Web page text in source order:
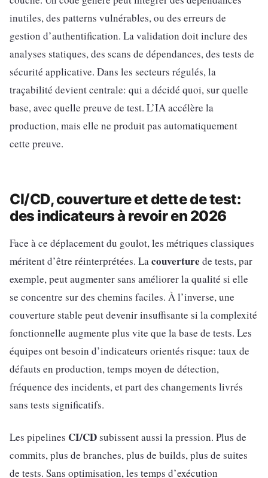
inutiles, des patterns vulnérables, ou des erreurs de
gestion d’authentification. La validation doit inclure des
analyses statiques, des scans de dépendances, des tests de
sécurité applicative. Dans les secteurs régulés, la
traçabilité devient centrale: qui a décidé quoi, sur quelle
base, avec quelle preuve de test. L’IA accélère la
production, mais elle ne produit pas automatiquement
cette preuve.
CI/CD, couverture et dette de test:
des indicateurs à revoir en 2026
Face à ce déplacement du goulot, les métriques classiques
méritent d’être réinterprétées. Lacouverture de tests, par
exemple, peut augmenter sans améliorer la qualité si elle
se concentre sur des chemins faciles. À l’inverse, une
couverture stable peut devenir insuffisante si la complexité
fonctionnelle augmente plus vite que la base de tests. Les
équipes ont besoin d’indicateurs orientés risque: taux de
défauts en production, temps moyen de détection,
fréquence des incidents, et part des changements livrés
sans tests significatifs.
Les pipelines CI/CDsubissent aussi la pression. Plus de
commits, plus de branches, plus de builds, plus de suites
de tests. Sans optimisation, les temps d’exécution